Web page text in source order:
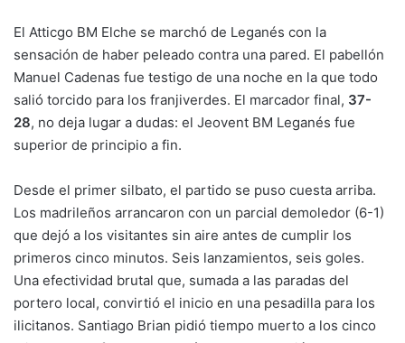
p
y
Li
n
k
ai
l
c
e
b
o
o
k
at
s
A
p
p
e
gr
a
m
m
p
ar
tir
El Atticgo BM Elche se marchó de Leganés con la
sensación de haber peleado contra una pared. El pabellón
Manuel Cadenas fue testigo de una noche en la que todo
salió torcido para los franjiverdes. El marcador final, 37-
28, no deja lugar a dudas: el Jeovent BM Leganés fue
superior de principio a fin.
Desde el primer silbato, el partido se puso cuesta arriba.
Los madrileños arrancaron con un parcial demoledor (6-1)
que dejó a los visitantes sin aire antes de cumplir los
primeros cinco minutos. Seis lanzamientos, seis goles.
Una efectividad brutal que, sumada a las paradas del
portero local, convirtió el inicio en una pesadilla para los
ilicitanos. Santiago Brian pidió tiempo muerto a los cinco